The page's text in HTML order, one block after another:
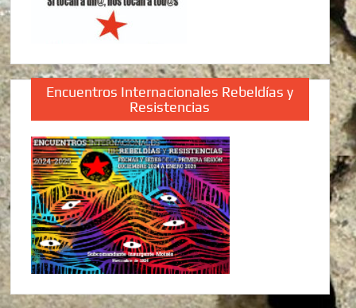
Encuentros Internacionales Rebeldías y
Resistencias